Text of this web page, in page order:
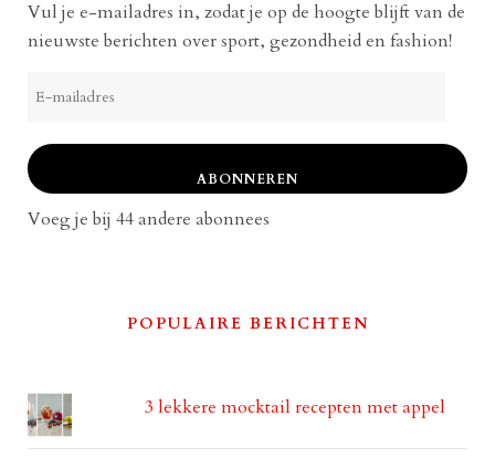
Vul je e-mailadres in, zodat je op de hoogte blijft van de
nieuwste berichten over sport, gezondheid en fashion!
mailadres
ABONNEREN
Voeg je bij 44 andere abonnees
POPULAIRE BERICHTEN
3 lekkere mocktail recepten met appel